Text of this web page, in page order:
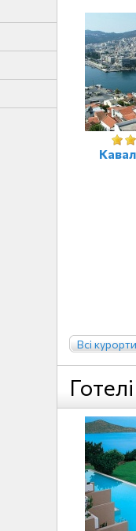
Всі курорти
Готелі